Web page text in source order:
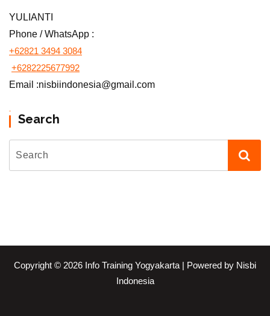
YULIANTI
Phone / WhatsApp :
+62821 3494 3084
+6282225677992
Email :nisbiindonesia@gmail.com
Search
Copyright © 2026 Info Training Yogyakarta | Powered by Nisbi
Indonesia